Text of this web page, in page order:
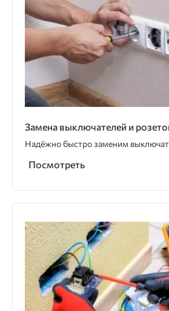
Замена выключателей и
Надёжно быстро заменим
Посмотреть